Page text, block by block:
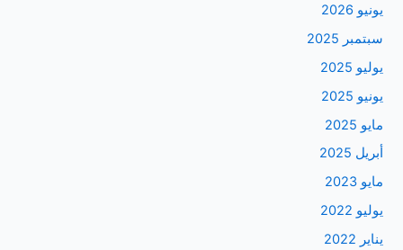
يونيو 2026
سبتمبر 2025
يوليو 2025
يونيو 2025
مايو 2025
أبريل 2025
مايو 2023
يوليو 2022
يناير 2022